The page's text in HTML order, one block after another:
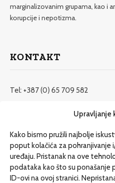
Upravljanje
Kako bismo pružili najbolje
poput kolačića za pohranjivanje
uređaju. Pristanak na ove
podataka kao što su ponašanje
ID-ovi na ovoj stranici.
marginalizovanim grupama, kao i
korupcije i nepotizma.
KONTAKT
Tel: +387 (0) 65 709 582
redakcija@etrafika.net
Dosije
Drugi pišu